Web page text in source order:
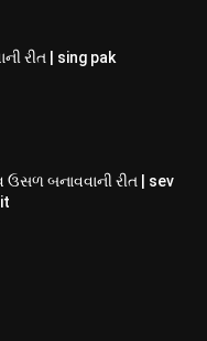
રીત | sing pak
બનાવવાની રીત | sev